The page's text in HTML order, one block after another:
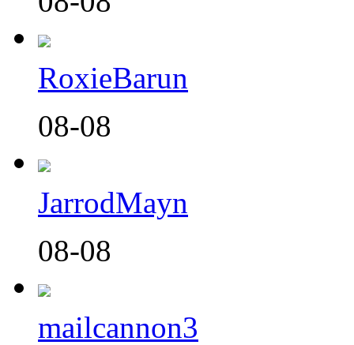
RoxieBarun
08-08
JarrodMayn
08-08
mailcannon3